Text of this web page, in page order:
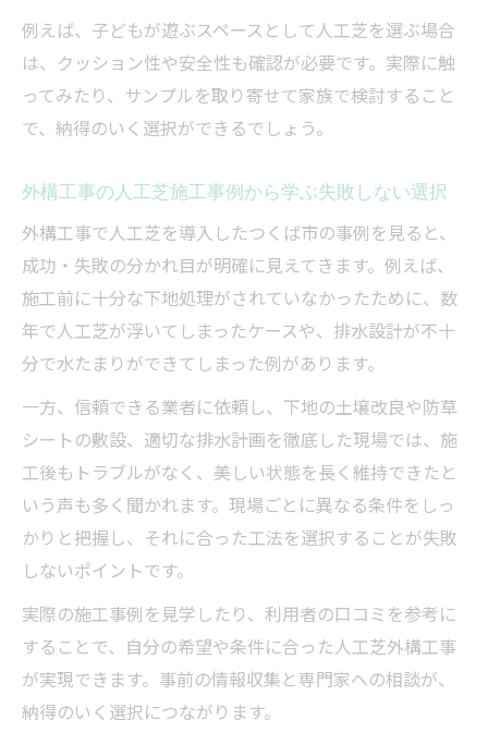
例えば、子どもが遊ぶスペースとして人工芝を選ぶ場合
は、クッション性や安全性も確認が必要です。実際に触
ってみたり、サンプルを取り寄せて家族で検討すること
で、納得のいく選択ができるでしょう。
外構工事の人工芝施工事例から学ぶ失敗しない選択
外構工事で人工芝を導入したつくば市の事例を見ると、
成功・失敗の分かれ目が明確に見えてきます。例えば、
施工前に十分な下地処理がされていなかったために、数
年で人工芝が浮いてしまったケースや、排水設計が不十
分で水たまりができてしまった例があります。
一方、信頼できる業者に依頼し、下地の土壌改良や防草
シートの敷設、適切な排水計画を徹底した現場では、施
工後もトラブルがなく、美しい状態を長く維持できたと
いう声も多く聞かれます。現場ごとに異なる条件をしっ
かりと把握し、それに合った工法を選択することが失敗
しないポイントです。
実際の施工事例を見学したり、利用者の口コミを参考に
することで、自分の希望や条件に合った人工芝外構工事
が実現できます。事前の情報収集と専門家への相談が、
納得のいく選択につながります。